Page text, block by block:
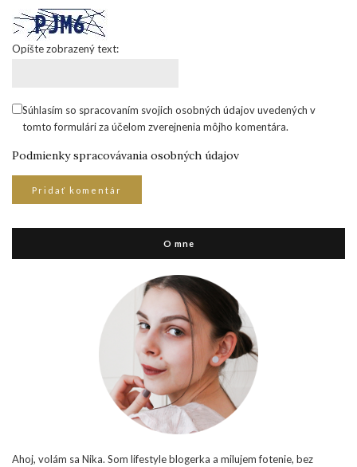
Opíšte zobrazený text:
Súhlasím so spracovaním svojich osobných údajov uvedených v
tomto formulári za účelom zverejnenia môjho komentára.
Podmienky spracovávania osobných údajov
O mne
Ahoj, volám sa Nika. Som lifestyle blogerka a milujem fotenie, bez